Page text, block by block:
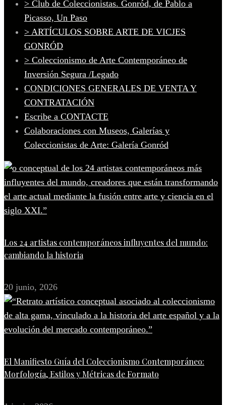
> Club de Coleccionistas. Gonród, de Pablo a
Picasso, Un Paso
> ARTÍCULOS SOBRE ARTE DE VICJES
GONRÓD
> Coleccionismo de Arte Contemporáneo de
Inversión Segura /Legado
CONDICIONES GENERALES DE VENTA Y
CONTRATACIÓN
Escribe a CONTACTE
Colaboraciones con Museos, Galerías y
Coleccionistas de Arte: Galería Gonród
Los 24 artistas contemporáneos influyentes del mundo:
cambiando la historia
20 junio, 2026
El Manifiesto Guía del Coleccionismo Contemporáneo:
Morfología, Estilos y Métricas de Formato